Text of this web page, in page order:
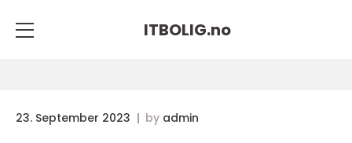
ITBOLIG.no
23. September 2023 by admin